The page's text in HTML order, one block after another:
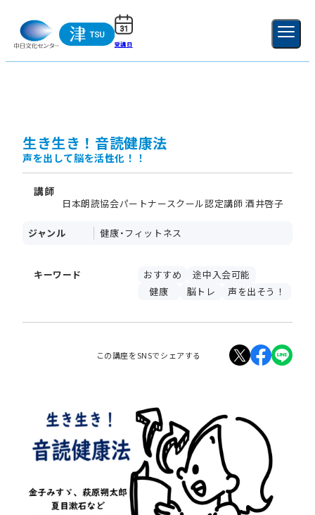
受講日 新規登録
生き生き！音読健康法
声を出して脳を活性化！！
講師
日本朗読協会パートナースクール認定講師 酒井啓子
ジャンル 健康・フィットネス
キーワード おすすめ
途中入会可能
健康
脳トレ 声を出そう！
この講座をSNSでシェアする